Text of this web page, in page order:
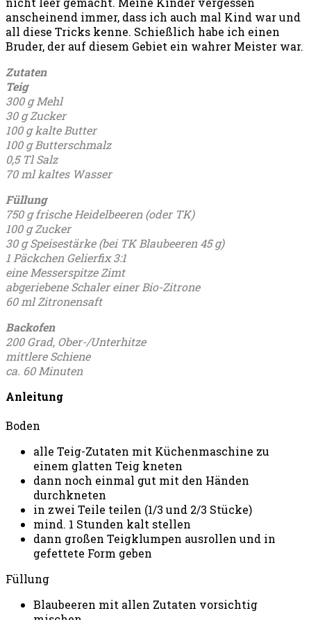
anscheinend immer, dass ich auch mal Kind war und
all diese Tricks kenne. Schießlich habe ich einen
Bruder, der auf diesem Gebiet ein wahrer Meister war.
Zutaten
Teig
300 g Mehl
30 g Zucker
100 g kalte Butter
100 g Butterschmalz
0,5 Tl Salz
70 ml kaltes Wasser
Füllung
750 g frische Heidelbeeren (oder TK)
100 g Zucker
30 g Speisestärke (bei TK Blaubeeren 45 g)
1 Päckchen Gelierfix 3:1
eine Messerspitze Zimt
abgeriebene Schaler einer Bio-Zitrone
60 ml Zitronensaft
Backofen
200 Grad, Ober-/Unterhitze
mittlere Schiene
ca. 60 Minuten
Anleitung
Boden
alle Teig-Zutaten mit Küchenmaschine zu
einem glatten Teig kneten
dann noch einmal gut mit den Händen
durchkneten
in zwei Teile teilen (1/3 und 2/3 Stücke)
mind. 1 Stunden kalt stellen
dann großen Teigklumpen ausrollen und in
gefettete Form geben
Füllung
Blaubeeren mit allen Zutaten vorsichtig